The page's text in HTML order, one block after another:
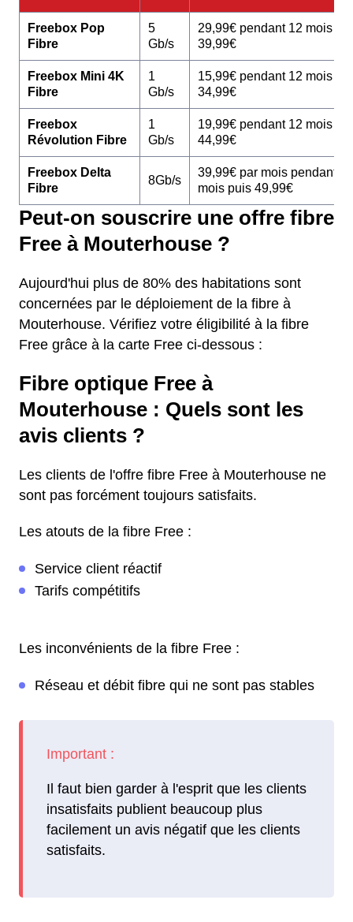
Freebox Pop
Fibre
5
Gb/s
29,99€ pendant 12 mois
39,99€
Freebox Mini 4K
Fibre
1
Gb/s
15,99€ pendant 12 mois
34,99€
Freebox
Révolution Fibre
1
Gb/s
19,99€ pendant 12 mois
44,99€
Freebox Delta
Fibre
8Gb/s
39,99€ par mois pendant 12
mois puis 49,99€
Peut-on souscrire une offre fibre
Free à Mouterhouse ?
Aujourd'hui plus de 80% des habitations sont
concernées par le déploiement de la fibre à
Mouterhouse. Vérifiez votre éligibilité à la fibre
Free grâce à la carte Free ci-dessous :
Fibre optique Free à
Mouterhouse : Quels sont les
avis clients ?
Les clients de l'offre fibre Free à Mouterhouse ne
sont pas forcément toujours satisfaits.
Les atouts de la fibre Free :
Service client réactif
Tarifs compétitifs
Les inconvénients de la fibre Free :
Réseau et débit fibre qui ne sont pas stables
Il faut bien garder à l'esprit que les clients
insatisfaits publient beaucoup plus
facilement un avis négatif que les clients
satisfaits.